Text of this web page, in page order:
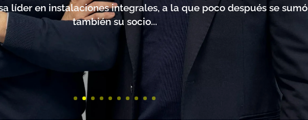
líder en instalaciones integrales, a la que poco después se sumó
también su socio...